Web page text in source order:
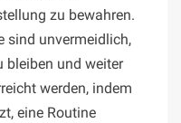
zu bewahren.
sind unvermeidlich,
bleiben und weiter
werden, indem
eine Routine